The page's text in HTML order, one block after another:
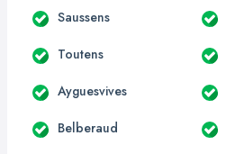
Saussens
Toutens
Ayguesvives
Belberaud